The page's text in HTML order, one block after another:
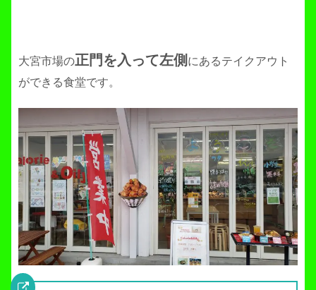
大宮市場の正門を入って左側 にあるテイクアウト
ができる食堂です。